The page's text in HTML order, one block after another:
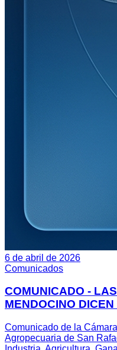
6 de abril de 2026
Comunicados
COMUNICADO -
MENDOCINO
Comunicado de la
Agropecuaria de San